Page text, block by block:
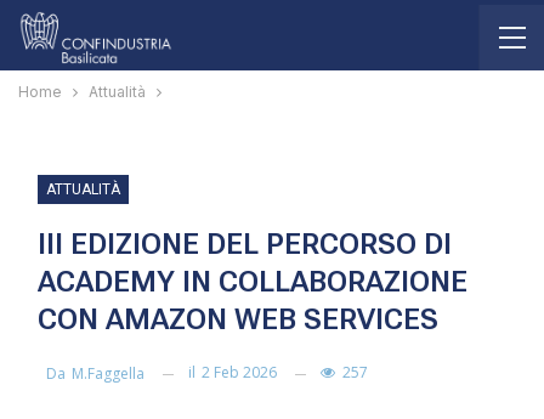
Home Attualità
ATTUALITÀ
III EDIZIONE DEL PERCORSO DI
ACADEMY IN COLLABORAZIONE
CON AMAZON WEB SERVICES
Da M.faggella il 2 Feb 2026 257